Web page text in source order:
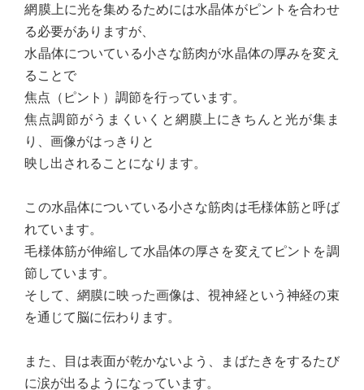
網膜上に光を集めるためには水晶体がピントを合わせ
る必要がありますが、
水晶体についている小さな筋肉が水晶体の厚みを変え
ることで
焦点（ピント）調節を行っています。
焦点調節がうまくいくと網膜上にきちんと光が集ま
り、画像がはっきりと
映し出されることになります。
この水晶体についている小さな筋肉は毛様体筋と呼ば
れています。
毛様体筋が伸縮して水晶体の厚さを変えてピントを調
節しています。
そして、網膜に映った画像は、視神経という神経の束
を通じて脳に伝わります。
また、目は表面が乾かないよう、まばたきをするたび
に涙が出るようになっています。